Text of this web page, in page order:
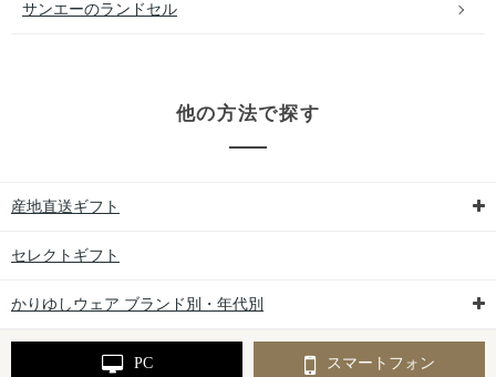
サンエーのランドセル
他の方法で探す
産地直送ギフト
セレクトギフト
かりゆしウェア ブランド別・年代別
PC スマートフォン